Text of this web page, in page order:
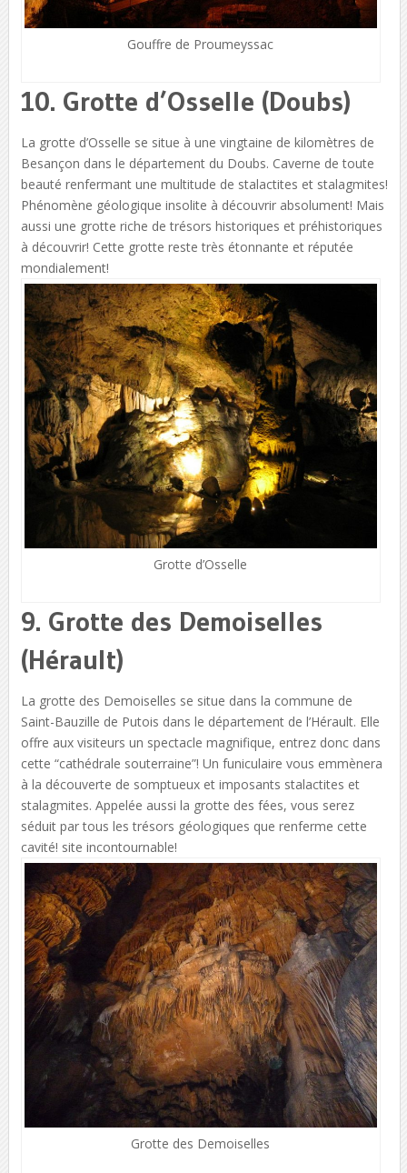
Gouffre de Proumeyssac
10. Grotte d’Osselle (Doubs)
La grotte d’Osselle se situe à une vingtaine de kilomètres de
Besançon dans le département du Doubs. Caverne de toute
beauté renfermant une multitude de stalactites et stalagmites!
Phénomène géologique insolite à découvrir absolument! Mais
aussi une grotte riche de trésors historiques et préhistoriques
à découvrir! Cette grotte reste très étonnante et réputée
mondialement!
Grotte d’Osselle
9. Grotte des Demoiselles
(Hérault)
La grotte des Demoiselles se situe dans la commune de
Saint-Bauzille de Putois dans le département de l’Hérault. Elle
offre aux visiteurs un spectacle magnifique, entrez donc dans
cette “cathédrale souterraine”! Un funiculaire vous emmènera
à la découverte de somptueux et imposants stalactites et
stalagmites. Appelée aussi la grotte des fées, vous serez
séduit par tous les trésors géologiques que renferme cette
cavité! site incontournable!
Grotte des Demoiselles